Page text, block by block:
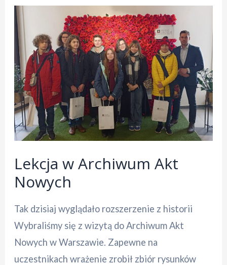
Lekcja w Archiwum Akt
Nowych
Tak dzisiaj wyglądało rozszerzenie z historii
Wybraliśmy się z wizytą do Archiwum Akt
Nowych w Warszawie. Zapewne na
uczestnikach wrażenie zrobił zbiór rysunków